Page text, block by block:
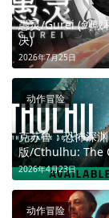
愚灵/Gurei (剑戟
决)
2026年7月25日
克苏鲁：恐怖深
版/Cthulhu: The
Abyss (深海调查
相)
2026年4月23日
动作冒险
动作冒险